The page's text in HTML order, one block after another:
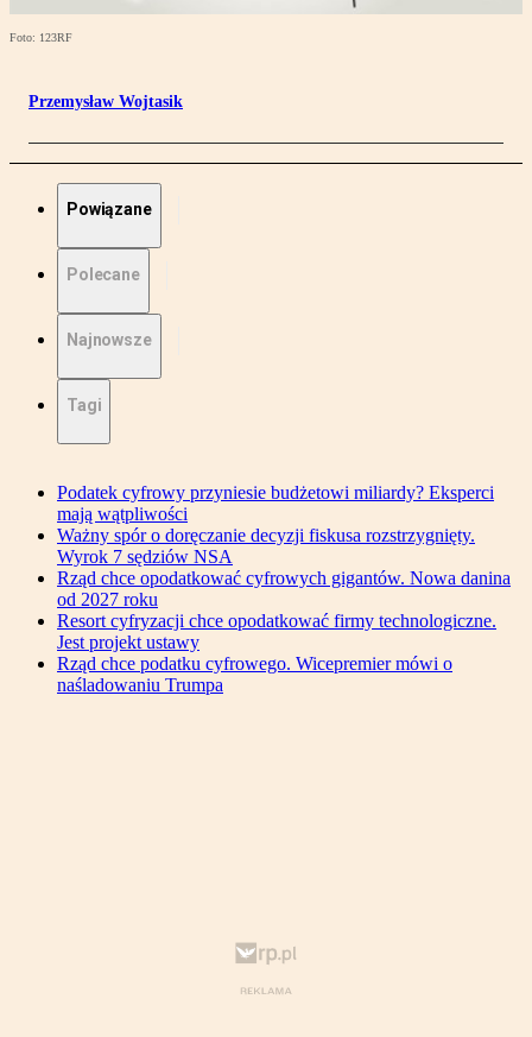
Foto: 123RF
Przemysław Wojtasik
Powiązane
Polecane
Najnowsze
Tagi
Podatek cyfrowy przyniesie budżetowi miliardy? Eksperci
mają wątpliwości
Ważny spór o doręczanie decyzji fiskusa rozstrzygnięty.
Wyrok 7 sędziów NSA
Rząd chce opodatkować cyfrowych gigantów. Nowa danina
od 2027 roku
Resort cyfryzacji chce opodatkować firmy technologiczne.
Jest projekt ustawy
Rząd chce podatku cyfrowego. Wicepremier mówi o
naśladowaniu Trumpa